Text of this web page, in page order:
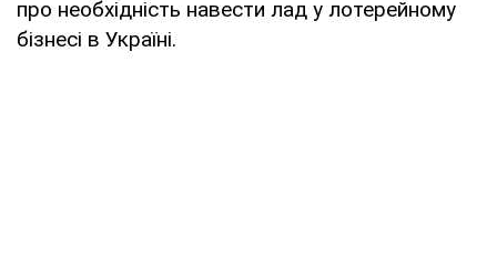
про необхідність навести лад у лотерейному
бізнесі в Україні.